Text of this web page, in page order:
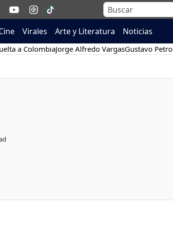
Virales Arte y Literatura Noticias
a ColombiaJorge Alfredo VargasGustavo Petro